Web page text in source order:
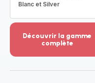
Blanc et Silver
Découvrir la gamme
complète
-